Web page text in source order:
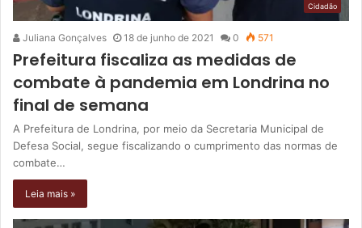
Cidadão
Juliana Gonçalves 18 de junho de 2021 0 571
Prefeitura fiscaliza as medidas de
combate à pandemia em Londrina no
final de semana
A Prefeitura de Londrina, por meio da Secretaria Municipal de
Defesa Social, segue fiscalizando o cumprimento das normas de
combate…
Leia mais »